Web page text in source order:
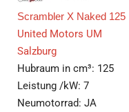
Scrambler X Naked 125
United Motors UM
Salzburg
Hubraum in cm³: 125
Leistung /kW: 7
Neumotorrad: JA